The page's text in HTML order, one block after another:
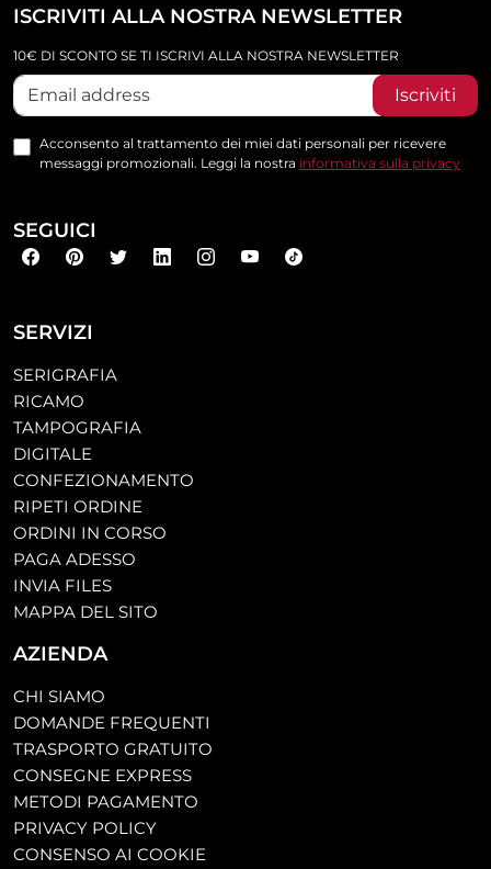
SERVIZI
SERIGRAFIA
RICAMO
TAMPOGRAFIA
DIGITALE
CONFEZIONAMENTO
RIPETI ORDINE
ORDINI IN CORSO
PAGA ADESSO
INVIA FILES
MAPPA DEL SITO
AZIENDA
CHI SIAMO
DOMANDE FREQUENTI
TRASPORTO GRATUITO
CONSEGNE EXPRESS
METODI PAGAMENTO
PRIVACY POLICY
CONSENSO AI COOKIE
ISCRIVITI ALLA NOSTRA NEWSLETTER
10€ DI SCONTO SE TI ISCRIVI ALLA NOSTRA NEWSLETTER
Iscriviti
Acconsento al trattamento dei miei dati personali per ricevere
messaggi promozionali. Leggi la nostra informativa sulla privacy
SEGUICI